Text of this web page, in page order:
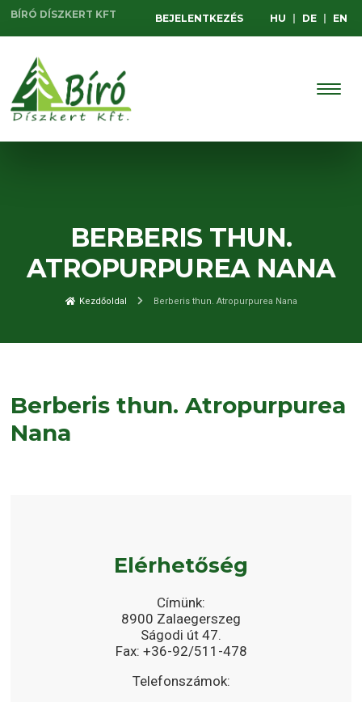
BÍRÓ DÍSZKERT KFT BEJELENTKEZÉS HU DE EN
BERBERIS THUN.
ATROPURPUREA NANA
Kezdőoldal Berberis thun. Atropurpurea Nana
Berberis thun. Atropurpurea
Nana
Elérhetőség
Címünk:
8900 Zalaegerszeg
Ságodi út 47.
Fax: +36-92/511-478
Telefonszámok: